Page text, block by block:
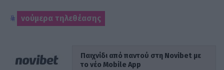
νούμερα τηλεθέασης
Παιχνίδι από παντού στη Novibet με
το νέο Mobile App